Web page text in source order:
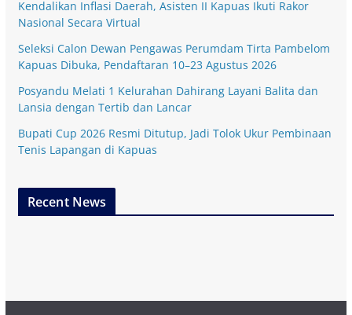
Kendalikan Inflasi Daerah, Asisten II Kapuas Ikuti Rakor
Nasional Secara Virtual
Seleksi Calon Dewan Pengawas Perumdam Tirta Pambelom
Kapuas Dibuka, Pendaftaran 10–23 Agustus 2026
Posyandu Melati 1 Kelurahan Dahirang Layani Balita dan
Lansia dengan Tertib dan Lancar
Bupati Cup 2026 Resmi Ditutup, Jadi Tolok Ukur Pembinaan
Tenis Lapangan di Kapuas
Recent News